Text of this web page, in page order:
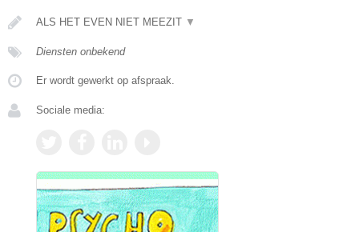
ALS HET EVEN NIET MEEZIT ▼
Diensten onbekend
Er wordt gewerkt op afspraak.
Sociale media: